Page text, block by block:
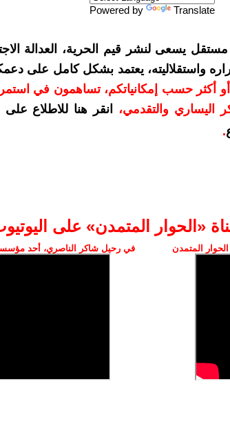
Powered by Translate
يسعى لنشر قيم الحرية، العدالة
واستقلاليته، يعتمد بشكل كامل على
سنويًا أو أكثر حسب إمكانياتكم، تساهمون في
اليساري والتقدمي،
انقر هنا للاطلاع
.
‫«الحوار المتمدن» على
المتمدن في رحيل شاكر الناصري، أحد